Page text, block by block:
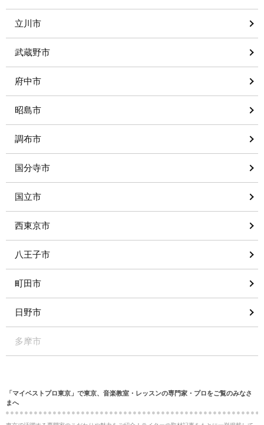
立川市
武蔵野市
府中市
昭島市
調布市
国分寺市
国立市
西東京市
八王子市
町田市
日野市
多摩市
「マイベストプロ東京」で東京、音楽教室・レッスンの専門家・プロをご覧のみなさ
まへ